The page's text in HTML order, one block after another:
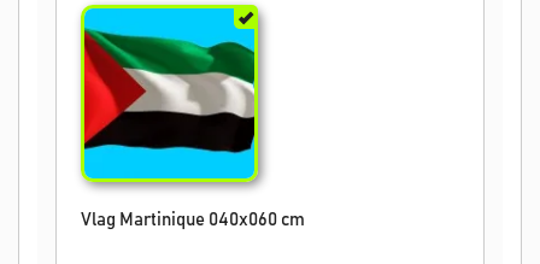
Vlag Martinique 040x060 cm